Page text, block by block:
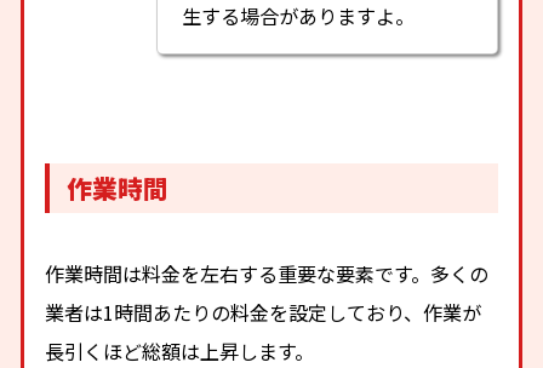
生する場合がありますよ。
作業時間
作業時間は料金を左右する重要な要素です。多くの
業者は1時間あたりの料金を設定しており、作業が
長引くほど総額は上昇します。